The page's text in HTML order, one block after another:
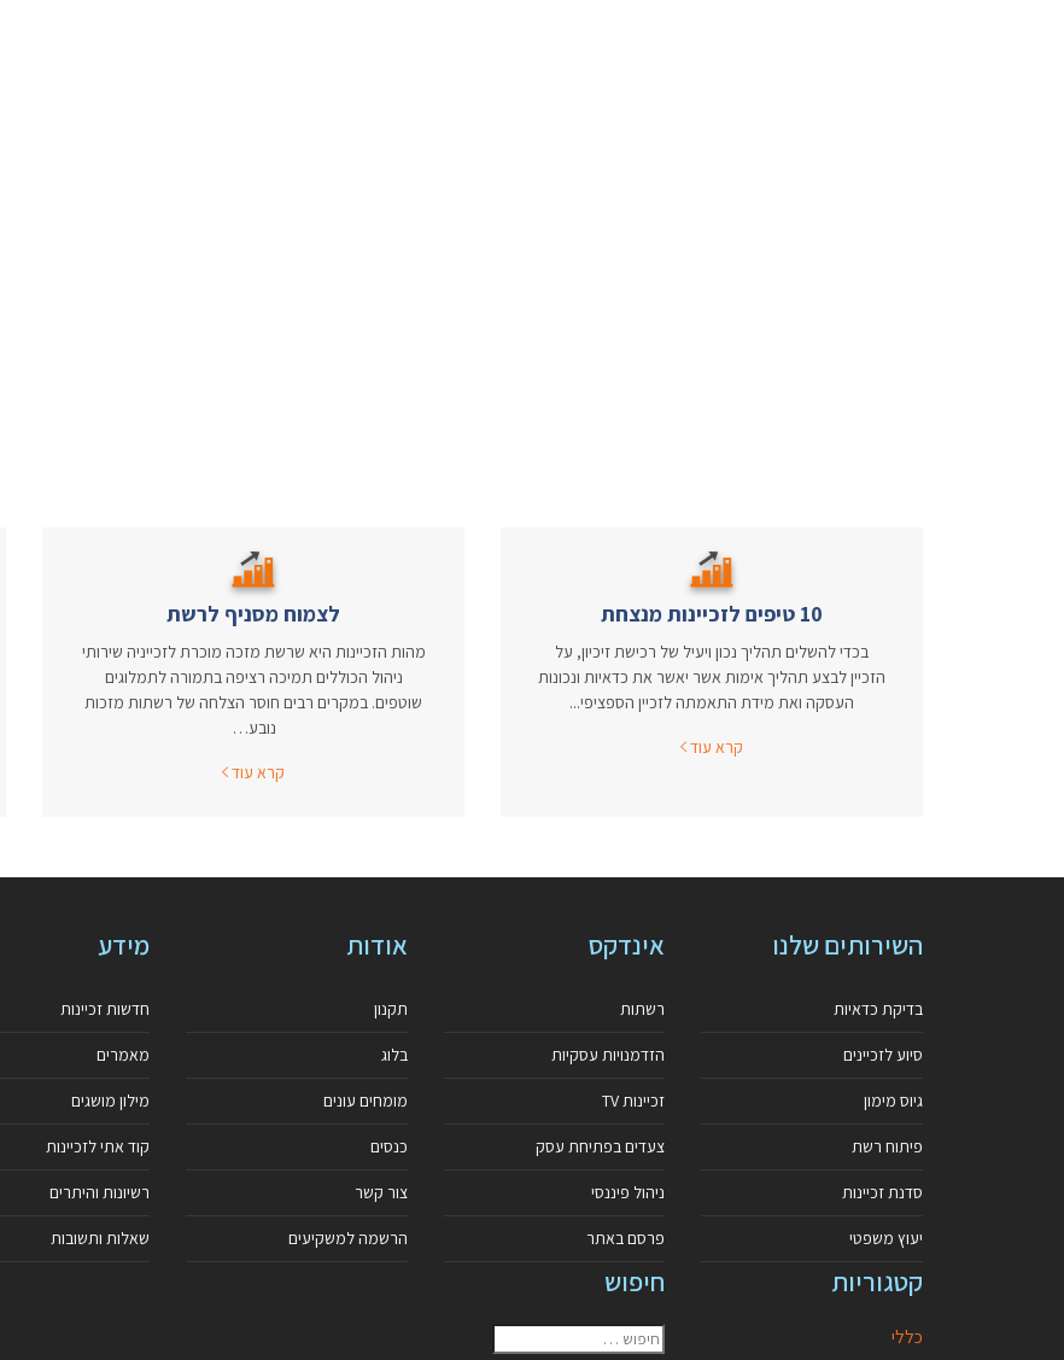
10 טיפים לזכיינות מנצחת
בכדי להשלים תהליך נכון ויעיל של רכישת זיכיון, על
הזכיין לבצע תהליך אימות אשר יאשר את כדאיות ונכונות
העסקה ואת מידת התאמתה לזכיין הספציפי...
קרא עוד
לצמוח מסניף לרשת
מהות הזכיינות היא שרשת מזכה מוכרת לזכייניה שירותי
ניהול הכוללים תמיכה רציפה בתמורה לתמלוגים
שוטפים. במקרים רבים חוסר הצלחה של רשתות מזכות
נובע…
קרא עוד
השירותים שלנו
בדיקת כדאיות
סיוע לזכיינים
גיוס מימון
פיתוח רשת
סדנת זכיינות
יעוץ משפטי
אינדקס
רשתות
הזדמנויות עסקיות
זכיינות TV
צעדים בפתיחת עסק
ניהול פיננסי
פרסם באתר
אודות
תקנון
בלוג
מומחים עונים
כנסים
צור קשר
הרשמה למשקיעים
מידע
חדשות זכיינות
מאמרים
מילון מושגים
קוד אתי לזכיינות
רשיונות והיתרים
שאלות ותשובות
קטגוריות
כללי
חיפוש